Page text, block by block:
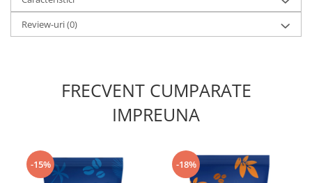
Review-uri(0)
FRECVENT CUMPARATE
IMPREUNA
-15% -18%